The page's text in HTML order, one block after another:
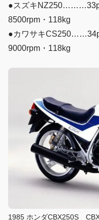
●スズキ
8500rpm・118kg
●カワサキ
9000rpm・118kg
1985 ホンダCBX250S